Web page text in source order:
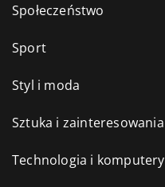
Społeczeństwo
Sport
Styl i moda
Sztuka i zainteresowania
Technologia i komputery